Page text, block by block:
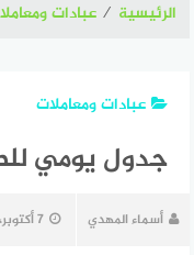
الرئيسية ⁄ عبادات
عبادات ومعاملات
جدول يومي
أسماء المهدي 7 أكتوبر، 2021